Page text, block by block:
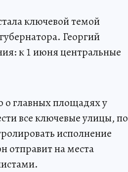
ключевой темой
Георгий
к 1 июня центральные
о главных площадях у
все ключевые улицы, по
исполнение
отправит на места